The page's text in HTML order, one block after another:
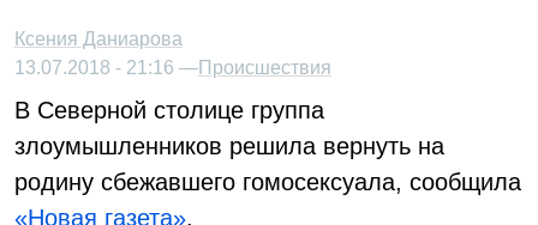
Ксения Даниарова
13.07.2018 - 21:16 —Происшествия
В Северной столице группа
злоумышленников решила вернуть на
родину сбежавшего гомосексуала, сообщила
«Новая газета».